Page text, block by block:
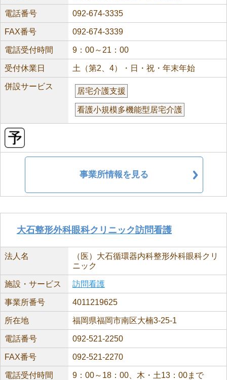
電話番号 092-674-3335
FAX番号 092-674-3339
電話受付時間 9：00～21：00
受付休業日 土（第2、4）・日・祝・年末年始
併設サービス
居宅介護支援
看護小規模多機能型居宅介護
事業所情報を見る
大石整形外科眼科クリニック訪問看護
法人名
（医）大石循環器内科整形外科眼科クリ
ニック
施設・サービス 訪問看護
事業所番号 4011219625
所在地 福岡県福岡市南区大楠3-25-1
電話番号 092-521-2250
FAX番号 092-521-2270
電話受付時間 9：00～18：00、木・土13：00まで